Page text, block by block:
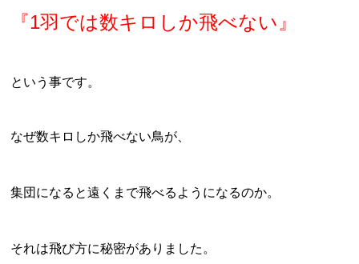
『1羽では数キロしか飛べない』
という事です。
なぜ数キロしか飛べない鳥が、
集団になると遠くまで飛べるようになるのか。
それは飛び方に秘密がありました。